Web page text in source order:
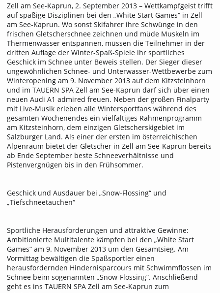
Zell am See-Kaprun, 2. September 2013 – Wettkampfgeist trifft
auf spaßige Disziplinen bei den „White Start Games“ in Zell
am See-Kaprun. Wo sonst Skifahrer ihre Schwünge in den
frischen Gletscherschnee zeichnen und müde Muskeln im
Thermenwasser entspannen, müssen die Teilnehmer in der
dritten Auflage der Winter-Spaß-Spiele ihr sportliches
Geschick im Schnee unter Beweis stellen. Der Sieger dieser
ungewöhnlichen Schnee- und Unterwasser-Wettbewerbe zum
Winteropening am 9. November 2013 auf dem Kitzsteinhorn
und im TAUERN SPA Zell am See-Kaprun darf sich über einen
neuen Audi A1 admired freuen. Neben der großen Finalparty
mit Live-Musik erleben alle Wintersportfans während des
gesamten Wochenendes ein vielfältiges Rahmenprogramm
am Kitzsteinhorn, dem einzigen Gletscherskigebiet im
Salzburger Land. Als einer der ersten im österreichischen
Alpenraum bietet der Gletscher in Zell am See-Kaprun bereits
ab Ende September beste Schneeverhältnisse und
Pistenvergnügen bis in den Frühsommer.
Geschick und Ausdauer bei „Snow-Flossing“ und
„Tiefschneetauchen“
Sportliche Herausforderungen und attraktive Gewinne:
Ambitionierte Multitalente kämpfen bei den „White Start
Games“ am 9. November 2013 um den Gesamtsieg. Am
Vormittag bewältigen die Spaßsportler einen
herausfordernden Hindernisparcours mit Schwimmflossen im
Schnee beim sogenannten „Snow-Flossing“. Anschließend
geht es ins TAUERN SPA Zell am See-Kaprun zum